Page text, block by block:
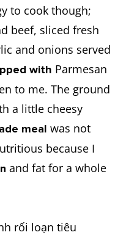
to cook though;
beef, sliced fresh
and onions served
with Parmesan
to me. The ground
a little cheesy
meal was not
because I
and fat for a whole
rối loạn tiêu